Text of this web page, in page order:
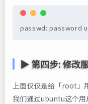
passwd:
▶ 第四步: 修改
上面仅仅是给「root」
我们通过ubuntu这个用